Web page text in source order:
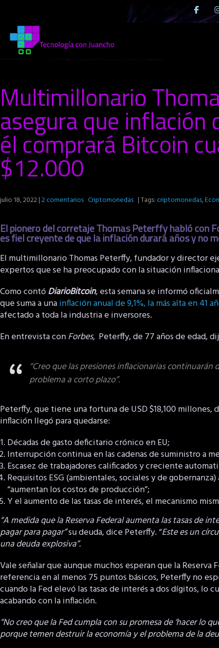
Multimillonario
asegura que inflación
él comprará Bitcoin
$12.000
julio 18, 2022|2 comentarios Criptomonedas | Tags:criptomonedas,
El pionero del corretaje Thomas Peterffy habló con
es fiel creyente de que la inflación durará años y no
El multimillonario Thomas Peterffy, fundador y director
expertos que se ha preocupado con la situación
Como contóDiarioBitcoin, esta semana se informó
que suma a unainflación anual de 9,1%, la más alta en 41
afectado a toda la industria e inversores.
En entrevista conForbes, Peterffy, de 77 años de edad,
“Creo que las presiones inflacionarias continuarán
problema a corto plazo”.
Peterffy, que tiene una fortuna de USD $18,100 millones,
inflación llegó para quedarse:
Décadas de gasto deficitario crónico en EU;
Interrupción continua en las cadenas de suministro a
Escasez de trabajadores calificados y creciente
Requisitos ESG (ambientales, sociales y de
“aumentan los costos de producción”;
Y el aumento de las tasas de interés, el mecanismo
“A medida que la Reserva Federal aumenta las tasas de
pagar para pagar”su deuda, dice Peterffy. “Este es un
una deuda explosiva”.
Vale señalar que aunque muchos esperan que la Reserva
referencia en al menos 75 puntos básicos, Peterffy no
cuando la Fed elevó las tasas de interés a dos dígitos, lo
acabando con la inflación.
“No creo que la Fed cumpla con su promesa de ‘hacer lo
porque temen destruir la economía y el problema de la